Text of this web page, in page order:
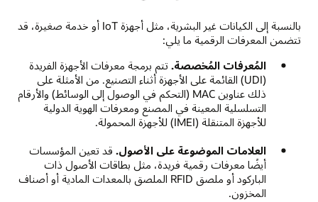
بالنسبة إلى الكيانات غير البشرية، مثل أجهزة IoT أو خدمة صغيرة، قد
تتضمن المعرفات الرقمية ما يلي:
المُعرفات المُخصصة. تتم برمجة معرفات الأجهزة الفريدة
(UDI) القائمة على الأجهزة أثناء التصنيع. من الأمثلة على
ذلك عناوين MAC (التحكم في الوصول إلى الوسائط) والأرقام
التسلسلية المعينة في المصنع ومعرفات الهوية الدولية
للأجهزة المتنقلة (IMEI) للأجهزة المحمولة.
العلامات الموضوعة على الأصول. قد تعين المؤسسات
أيضًا معرفات رقمية فريدة، مثل بطاقات الأصول ذات
الباركود أو ملصق RFID الملصق بالمعدات المادية أو أصناف
المخزون.